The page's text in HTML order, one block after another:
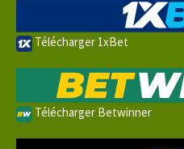
Télécharger 1xBet
Télécharger Betwinner